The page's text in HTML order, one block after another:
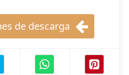
de descarga